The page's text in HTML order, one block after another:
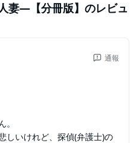
妻―【分冊版】 のレビュ
通報
しいけれど、探偵(弁護士)の